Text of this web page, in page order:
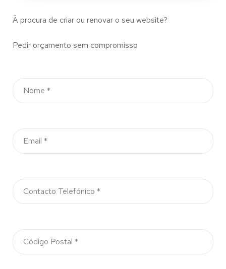
À procura de criar ou renovar o seu website?
Pedir orçamento sem compromisso